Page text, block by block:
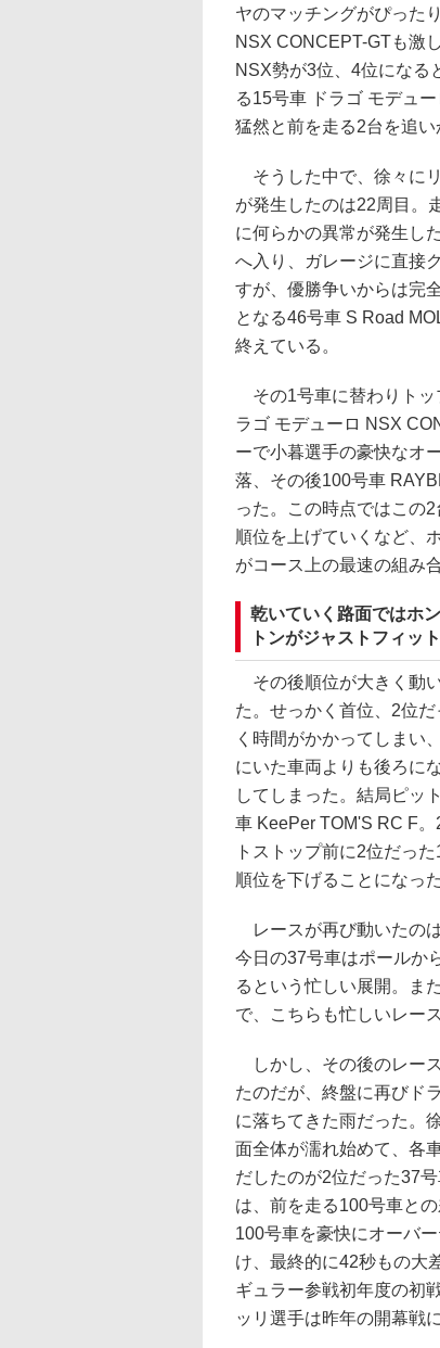
ヤのマッチングがぴった
NSX CONCEPT-GTも激
NSX勢が3位、4位になる
る15号車 ドラゴ モデュ
猛然と前を走る2台を追い
そうした中で、徐々に
が発生したのは22周目。
に何らかの異常が発生し
へ入り、ガレージに直接
すが、優勝争いからは完
となる46号車 S Road
終えている。
その1号車に替わりトッ
ラゴ モデューロ NSX
ーで小暮選手の豪快なオ
落、その後100号車
った。この時点ではこの
順位を上げていくなど、
がコース上の最速の組み
乾いていく路面ではホ
トンがジャストフィット
その後順位が大きく動
た。せっかく首位、2位
く時間がかかってしまい
にいた車両よりも後ろに
してしまった。結局ピッ
車 KeePer TOM'S RC F
トストップ前に2位だっ
順位を下げることになった
レースが再び動いたの
今日の37号車はポールか
るという忙しい展開。ま
で、こちらも忙しいレー
しかし、その後のレー
たのだが、終盤に再びド
に落ちてきた雨だった。
面全体が濡れ始めて、各
だしたのが2位だった37
は、前を走る100号車と
100号車を豪快にオーバ
け、最終的に42秒もの大
ギュラー参戦初年度の初
ッリ選手は昨年の開幕戦